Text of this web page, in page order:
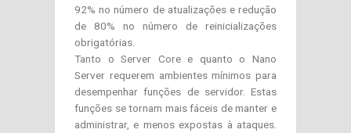
92% no número de atualizações e redução
de 80% no número de reinicializações
obrigatórias.
Tanto o Server Core e quanto o Nano
Server requerem ambientes mínimos para
desempenhar funções de servidor. Estas
funções se tornam mais fáceis de manter e
administrar, e menos expostas à ataques.